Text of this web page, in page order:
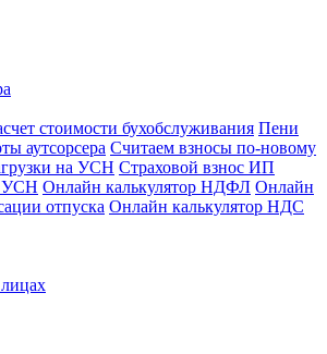
стоимости бухобслуживания Пени
аутсорсера Считаем взносы по-новому
на УСН Страховой взнос ИП
УСН Онлайн калькулятор НДФЛ Онлайн
отпуска Онлайн калькулятор НДС